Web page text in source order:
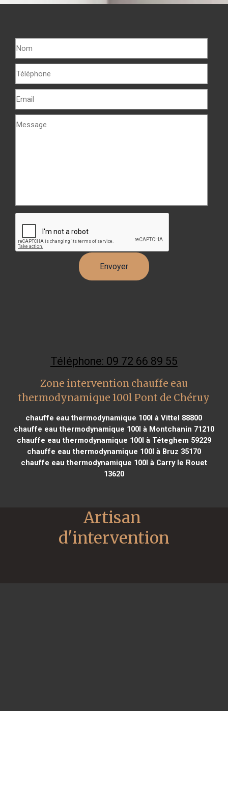
Téléphone: 09 72 66 89 55
Zone intervention chauffe eau
thermodynamique 100l Pont de Chéruy
chauffe eau thermodynamique 100l à Vittel 88800
chauffe eau thermodynamique 100l à Montchanin 71210
chauffe eau thermodynamique 100l à Téteghem 59229
chauffe eau thermodynamique 100l à Bruz 35170
chauffe eau thermodynamique 100l à Carry le Rouet
13620
Artisan
d'intervention